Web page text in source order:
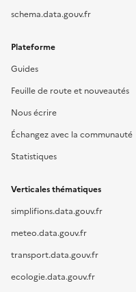
schema.data.gouv.fr
Plateforme
Guides
Feuille de route et nouveautés
Nous écrire
Échangez avec la communauté
Statistiques
Verticales thématiques
simplifions.data.gouv.fr
meteo.data.gouv.fr
transport.data.gouv.fr
ecologie.data.gouv.fr